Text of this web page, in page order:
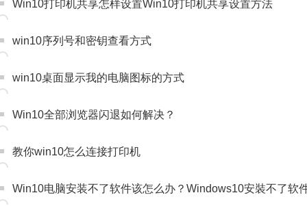
Win10打印机共享怎样设置Win10打印机共享设置方法
win10序列号和密钥查看方式
win10桌面显示我的电脑图标的方式
Win10全部浏览器闪退如何解决？
教你win10怎么连接打印机
Win10电脑安装不了软件该怎么办？Windows10安裝不了软